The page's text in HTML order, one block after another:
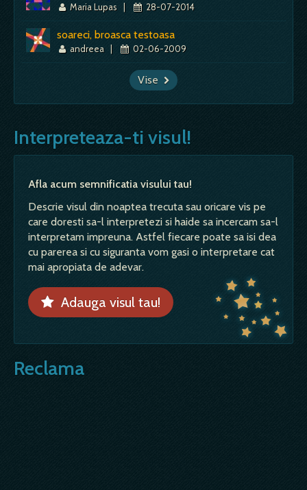
Maria Lupas | 28-07-2014
soareci, broasca testoasa
andreea | 02-06-2009
Vise
Interpreteaza-ti visul!
Afla acum semnificatia visului tau!
Descrie visul din noaptea trecuta sau oricare vis pe
care doresti sa-l interpretezi si haide sa incercam sa-l
interpretam impreuna. Astfel fiecare poate sa isi dea
cu parerea si cu siguranta vom gasi o interpretare cat
mai apropiata de adevar.
Adauga visul tau!
Reclama